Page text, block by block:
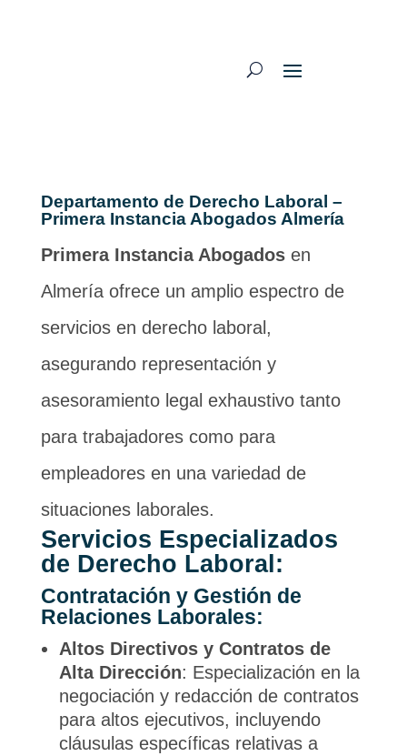
Departamento de Derecho Laboral –
Primera Instancia Abogados Almería
Primera Instancia Abogadosen
Almería ofrece un amplio espectro de
servicios en derecho laboral,
asegurando representación y
asesoramiento legal exhaustivo tanto
para trabajadores como para
empleadores en una variedad de
situaciones laborales.
Servicios Especializados
de Derecho Laboral:
Contratación y Gestión de
Relaciones Laborales:
Altos Directivos y Contratos de
Alta Dirección: Especialización en la
negociación y redacción de contratos
para altos ejecutivos, incluyendo
cláusulas específicas relativas a